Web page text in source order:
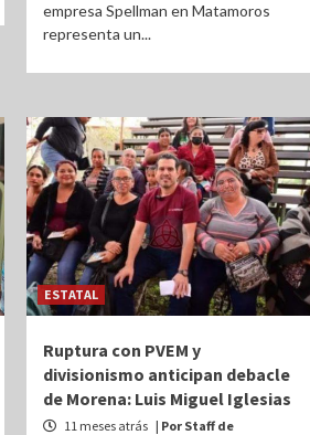
empresa Spellman en Matamoros
representa un...
ESTATAL
Ruptura con PVEM y
divisionismo anticipan debacle
de Morena: Luis Miguel Iglesias
11 meses atrás | Por Staff de